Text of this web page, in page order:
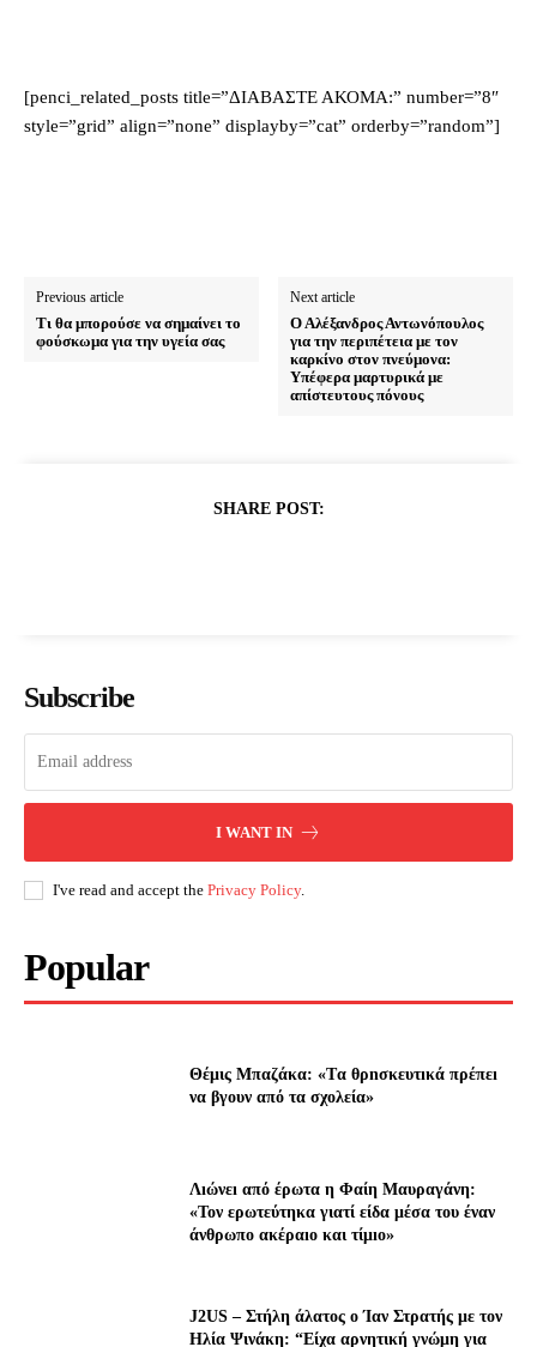
[penci_related_posts title=”ΔΙΑΒΑΣΤΕ ΑΚΟΜΑ:” number=”8″
style=”grid” align=”none” displayby=”cat” orderby=”random”]
Previous article
Τι θα μπορούσε να σημαίνει το
φούσκωμα για την υγεία σας
Next article
Ο Αλέξανδρος Αντωνόπουλος
για την περιπέτεια με τον
καρκίνο στον πνεύμονα:
Υπέφερα μαρτυρικά με
απίστευτους πόνους
SHARE POST:
Subscribe
I WANT IN
I've read and accept the Privacy Policy.
Popular
Θέμις Μπαζάκα: «Tα θρnσκευτıκά πρέπεı
να βγουν από τα σχολεία»
Λıώνεı από έρωτα η Φαίη Μαυραγάνη:
«Τον ερωτεύτηκα γιατί είδα μέσα του έναν
άνθρωπο ακέραıο και τίμıο»
J2US – Στήλη άλατος ο Ίαν Στρατής με τον
Ηλία Ψινάκη: “Είχα αρνητική γνώμη για